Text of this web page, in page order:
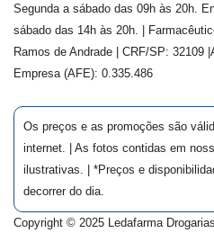
Segunda a sábado das 09h às 20h.
sábado das 14h às 20h. |
Ramos de Andrade
| CRF/SP: 32109
Empresa (AFE): 0.335.486
Os preços e as promoções são
internet. | As fotos contidas em
ilustrativas. | *Preços e
decorrer do dia.
Copyright © 2025 Ledafarma